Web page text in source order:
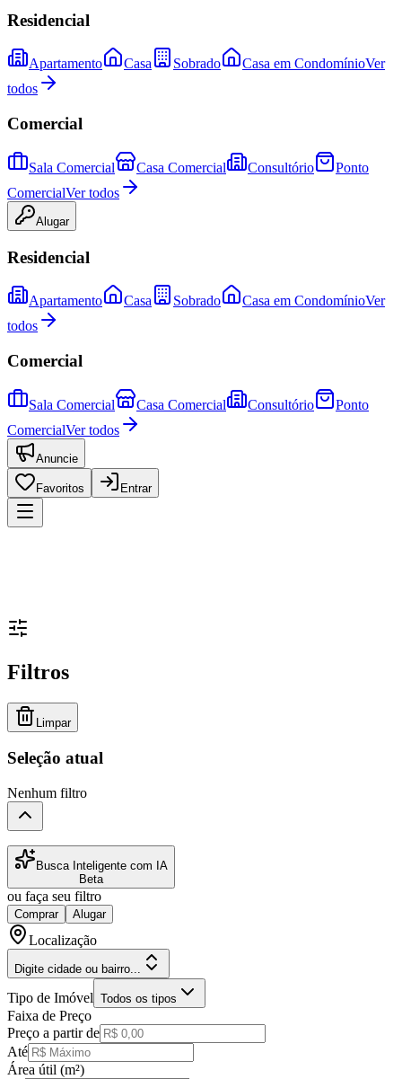
Residencial
Apartamento Casa Sobrado Casa em CondomínioVer
todos
Comercial
Sala Comercial Casa Comercial Consultório
Ponto
ComercialVer todos
Alugar
Residencial
Apartamento Casa Sobrado Casa em CondomínioVer
todos
Comercial
Sala Comercial Casa Comercial Consultório
Ponto
ComercialVer todos
Anuncie
Favoritos Entrar
Filtros
Limpar
Seleção atual
Nenhum filtro
Busca Inteligente com IA
Beta
ou faça seu filtro
Comprar Alugar
Localização
Digite cidade ou bairro...
Tipo de Imóvel Todos os tipos
Faixa de Preço
Preço a partir de
Até
Área útil (m²)